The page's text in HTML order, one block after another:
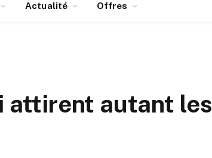
Actualité Offres
attirent autant les